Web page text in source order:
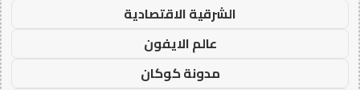
الشرقية الاقتصادية
عالم الايفون
مدونة كوكان